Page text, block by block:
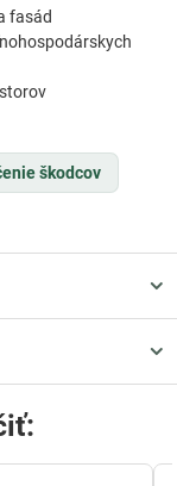
fasád
škodcov